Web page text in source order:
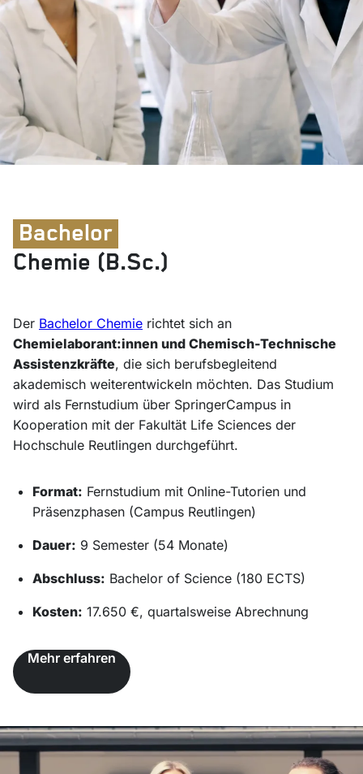
Bachelor
Chemie (B.Sc.)
Der Bachelor Chemie richtet sich an
Chemielaborant:innen und Chemisch-Technische
Assistenzkräfte, die sich berufsbegleitend
akademisch weiterentwickeln möchten. Das Studium
wird als Fernstudium über SpringerCampus in
Kooperation mit der Fakultät Life Sciences der
Hochschule Reutlingen durchgeführt.
Format: Fernstudium mit Online-Tutorien und
Präsenzphasen (Campus Reutlingen)
Dauer: 9 Semester (54 Monate)
Abschluss: Bachelor of Science (180 ECTS)
Kosten: 17.650 €, quartalsweise Abrechnung
Mehr erfahren